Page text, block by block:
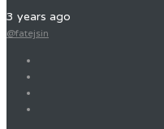
3 years ago
@fatejsin